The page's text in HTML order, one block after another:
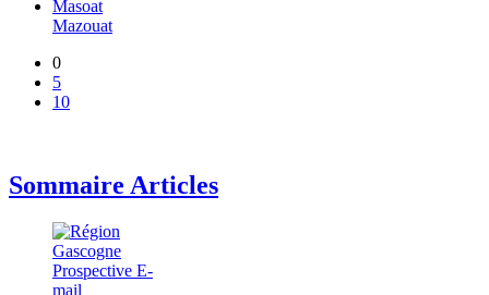
Masoat
Mazouat
0
5
10
Sommaire Articles